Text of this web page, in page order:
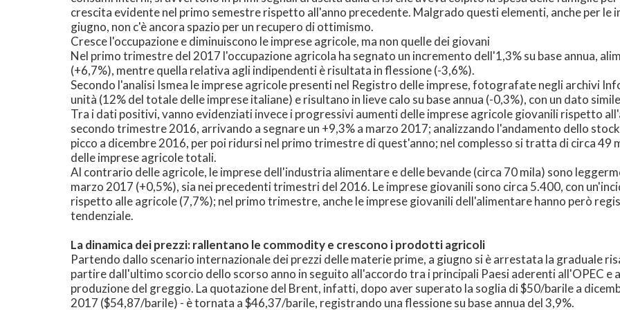
crescita evidente nel primo semestre rispetto all'anno precedente. Malgrado questi elementi, anche per
giugno, non c'è ancora spazio per un recupero di ottimismo.
Cresce l'occupazione e diminuiscono le imprese agricole, ma non quelle dei giovani
Nel primo trimestre del 2017 l'occupazione agricola ha segnato un incremento dell'1,3% su base annua,
(+6,7%), mentre quella relativa agli indipendenti è risultata in flessione (-3,6%).
Secondo l'analisi Ismea le imprese agricole presenti nel Registro delle imprese, fotografate negli archivi
unità (12% del totale delle imprese italiane) e risultano in lieve calo su base annua (-0,3%), con un dato
Tra i dati positivi, vanno evidenziati invece i progressivi aumenti delle imprese agricole giovanili rispetto
secondo trimestre 2016, arrivando a segnare un +9,3% a marzo 2017; analizzando l'andamento dello
picco a dicembre 2016, per poi ridursi nel primo trimestre di quest'anno; nel complesso si tratta di circa 49
delle imprese agricole totali.
Al contrario delle agricole, le imprese dell'industria alimentare e delle bevande (circa 70 mila) sono
marzo 2017 (+0,5%), sia nei precedenti trimestri del 2016. Le imprese giovanili sono circa 5.400, con
rispetto alle agricole (7,7%); nel primo trimestre, anche le imprese giovanili dell'alimentare hanno però
tendenziale.
La dinamica dei prezzi: rallentano le commodity e crescono i prodotti agricoli
Partendo dallo scenario internazionale dei prezzi delle materie prime, a giugno si è arrestata la graduale
partire dall'ultimo scorcio dello scorso anno in seguito all'accordo tra i principali Paesi aderenti all'OPEC
produzione del greggio. La quotazione del Brent, infatti, dopo aver superato la soglia di $50/barile a
2017 ($54,87/barile) - è tornata a $46,37/barile, registrando una flessione su base annua del 3,9%.